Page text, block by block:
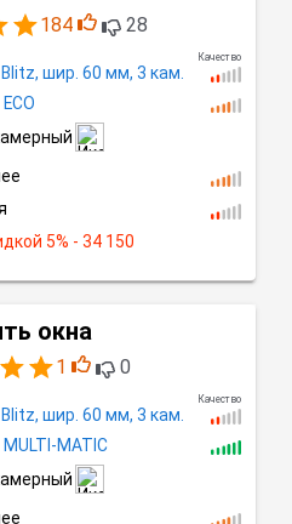
184 28
Качество
Blitz, шир. 60 мм, 3 кам.
5% - 34 150
окна
1 0
Качество
Blitz, шир. 60 мм, 3 кам.
MULTI-MATIC